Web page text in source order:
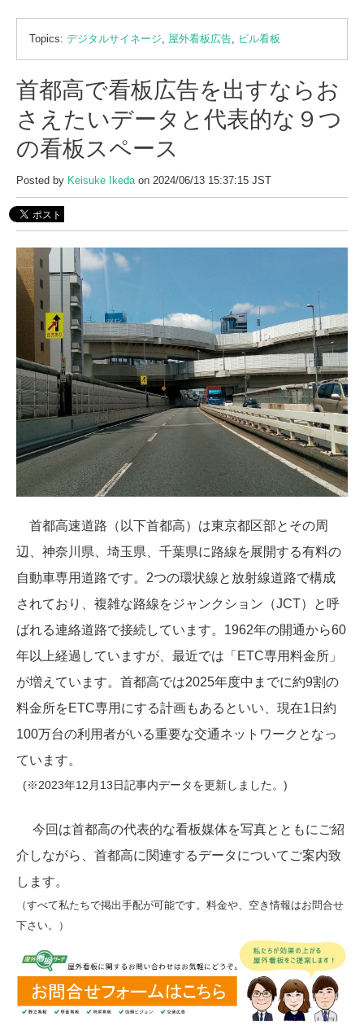
Topics: デジタルサイネージ 屋外看板広告 ビル看板
首都高で看板広告を出すならお
さえたいデータと代表的な９つ
の看板スペース
Posted by Keisuke Ikeda on 2024/06/13 15:37:15 JST
首都高速道路（以下首都高）は東京都区部とその周
辺、神奈川県、埼玉県、千葉県に路線を展開する有料の
自動車専用道路です。2つの環状線と放射線道路で構成
されており、複雑な路線をジャンクション（JCT）と呼
ばれる連絡道路で接続しています。1962年の開通から60
年以上経過していますが、最近では「ETC専用料金所」
が増えています。首都高では2025年度中までに約9割の
料金所をETC専用にする計画もあるといい、現在1日約
100万台の利用者がいる重要な交通ネットワークとなっ
ています。
(※2023年12月13日記事内データを更新しました。)
今回は首都高の代表的な看板媒体を写真とともにご紹
介しながら、首都高に関連するデータについてご案内致
します。
（すべて私たちで掲出手配が可能です。料金や、空き情報はお問合せ
下さい。）